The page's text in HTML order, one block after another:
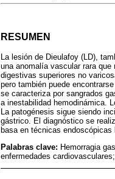
RESUMEN
La lesión de Dieulafoy (LD),
una anomalía vascular rara
digestivas superiores no
pero también puede
se caracteriza por sangrados
a inestabilidad hemodinámica.
La patogénesis sigue siendo
gástrico. El diagnóstico se
basa en técnicas
Palabras clave: Hemorragia
enfermedades